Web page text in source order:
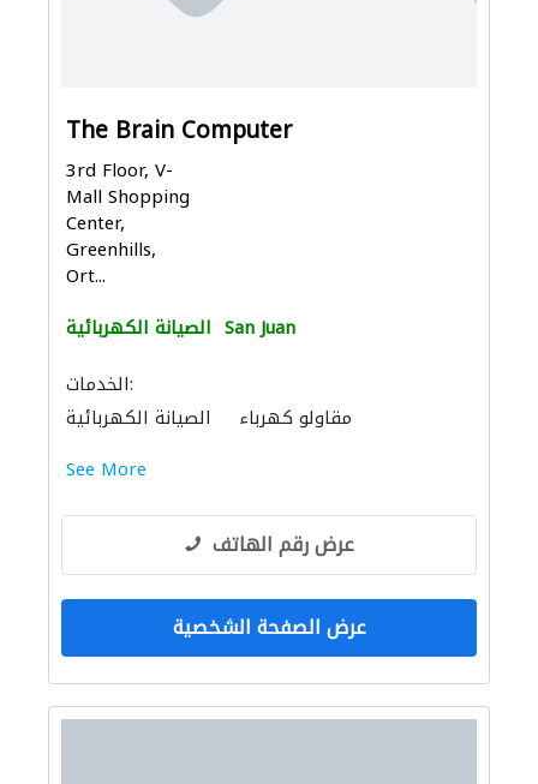
The Brain Computer
3rd Floor, V-
Mall Shopping
Center,
Greenhills,
Ort...
الصيانة الكهربائية San Juan
الخدمات:
الصيانة الكهربائية
مقاولو كهرباء
See More
عرض رقم الهاتف
عرض الصفحة الشخصية